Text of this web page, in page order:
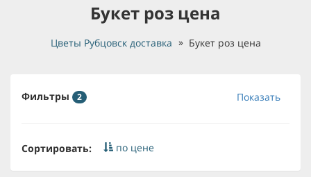
Букет роз цена
Цветы Рубцовск доставка Букет роз цена
Фильтры 2 Показать
Сортировать: по цене